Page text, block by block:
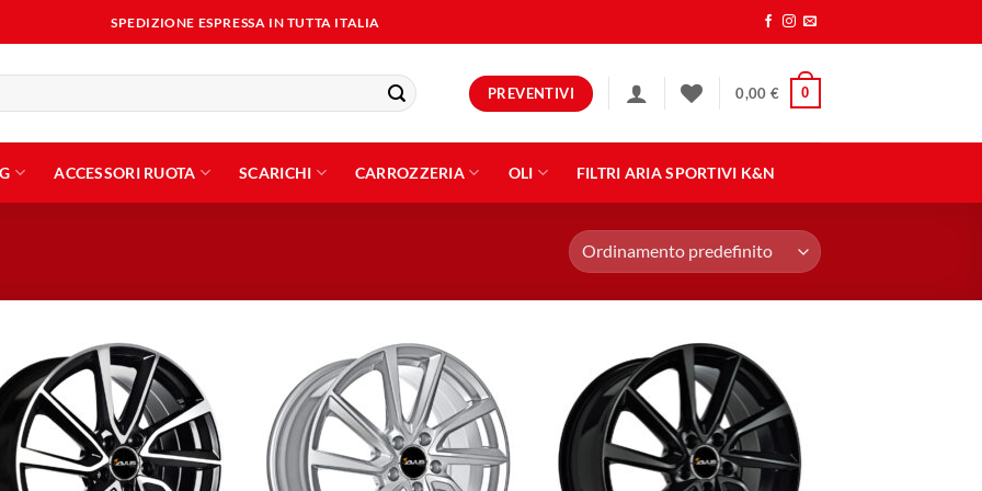
SPEDIZIONE ESPRESSA IN TUTTA ITALIA
PREVENTIVI 0,00 € 0
ACCESSORI RUOTA SCARICHI CARROZZERIA OLI FILTRI ARIA SPORTIVI K&N
Aggiungi
alla lista
dei
desideri
Aggiungi
alla lista
dei
desideri
Aggiungi
alla lista
dei
desideri